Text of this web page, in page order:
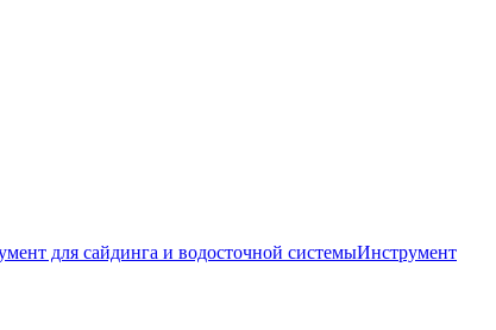
для сайдинга и водосточной системыИнструмент